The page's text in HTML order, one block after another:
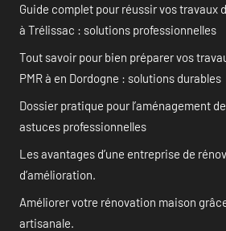
Guide complet pour réussir vos travaux
à Trélissac : solutions professionnelles
Tout savoir pour bien préparer vos
PMR à en Dordogne : solutions durables
Dossier pratique pour l’aménagement
astuces professionnelles
Les avantages d’une entreprise de
d’amélioration.
Améliorer votre rénovation maison
artisanale.